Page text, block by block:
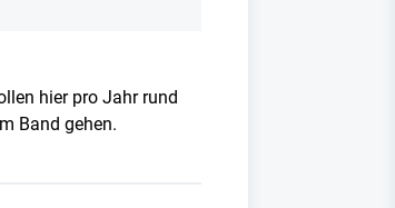
hier pro Jahr rund
Band gehen.